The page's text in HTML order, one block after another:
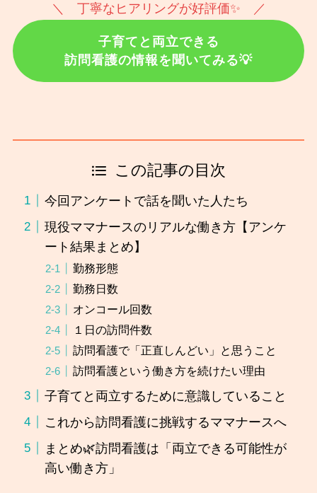
＼ 丁寧なヒアリングが好評価✨️ ／
子育てと両立できる
訪問看護の情報を聞いてみる💡
この記事の目次
今回アンケートで話を聞いた人たち
現役ママナースのリアルな働き方【アンケ
ート結果まとめ】
勤務形態
勤務日数
オンコール回数
１日の訪問件数
訪問看護で「正直しんどい」と思うこと
訪問看護という働き方を続けたい理由
子育てと両立するために意識していること
これから訪問看護に挑戦するママナースへ
まとめ🌿訪問看護は「両立できる可能性が
高い働き方」